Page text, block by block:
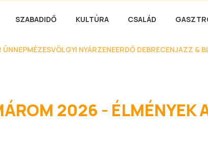
SZABADIDŐ KULTÚRA CSALÁD
ÜNNEPMÉZESVÖLGYI NYÁRZENEERDŐ DEBRECENJAZZ &
2026 - ÉLMÉNYEK